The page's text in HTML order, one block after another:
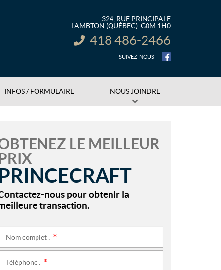
324, RUE PRINCIPALE
LAMBTON (QUÉBEC) G0M 1H0
INFORMATION :
418 486-2466
SUIVEZ-NOUS
INFOS / FORMULAIRE NOUS JOINDRE
LE MEILLEUR
PRINCECRAFT
nous pour obtenir la
transaction.
Nom complet :
Téléphone :